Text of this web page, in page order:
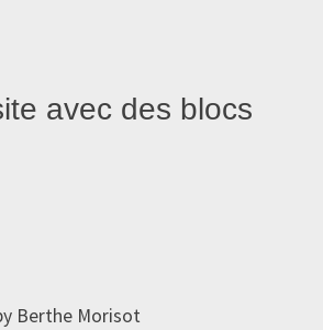
avec des blocs